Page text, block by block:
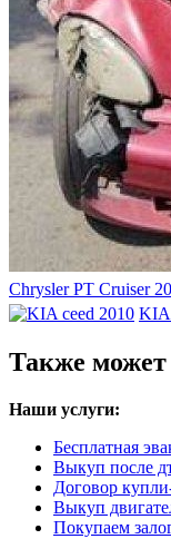
Chrysler PT Cruiser
KIA
Также может
Наши услуги:
Бесплатная
Выкуп после
Договор
Выкуп
Покупаем